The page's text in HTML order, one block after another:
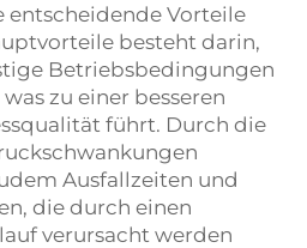
entscheidende Vorteile
besteht darin,
Betriebsbedingungen
zu einer besseren
führt. Durch die
Ausfallzeiten und
die durch einen
verursacht werden